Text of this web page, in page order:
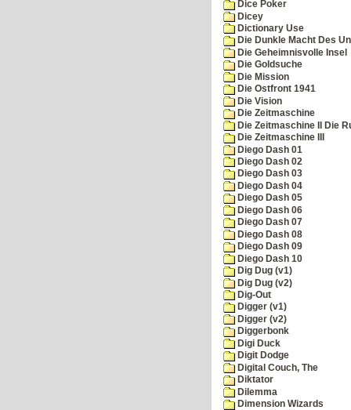
Dice Poker
Dicey
Dictionary Use
Die Dunkle Macht Des
Die Geheimnisvolle Insel
Die Goldsuche
Die Mission
Die Ostfront 1941
Die Vision
Die Zeitmaschine
Die Zeitmaschine II Die
Die Zeitmaschine III
Diego Dash 01
Diego Dash 02
Diego Dash 03
Diego Dash 04
Diego Dash 05
Diego Dash 06
Diego Dash 07
Diego Dash 08
Diego Dash 09
Diego Dash 10
Dig Dug (v1)
Dig Dug (v2)
Dig-Out
Digger (v1)
Digger (v2)
Diggerbonk
Digi Duck
Digit Dodge
Digital Couch, The
Diktator
Dilemma
Dimension Wizards